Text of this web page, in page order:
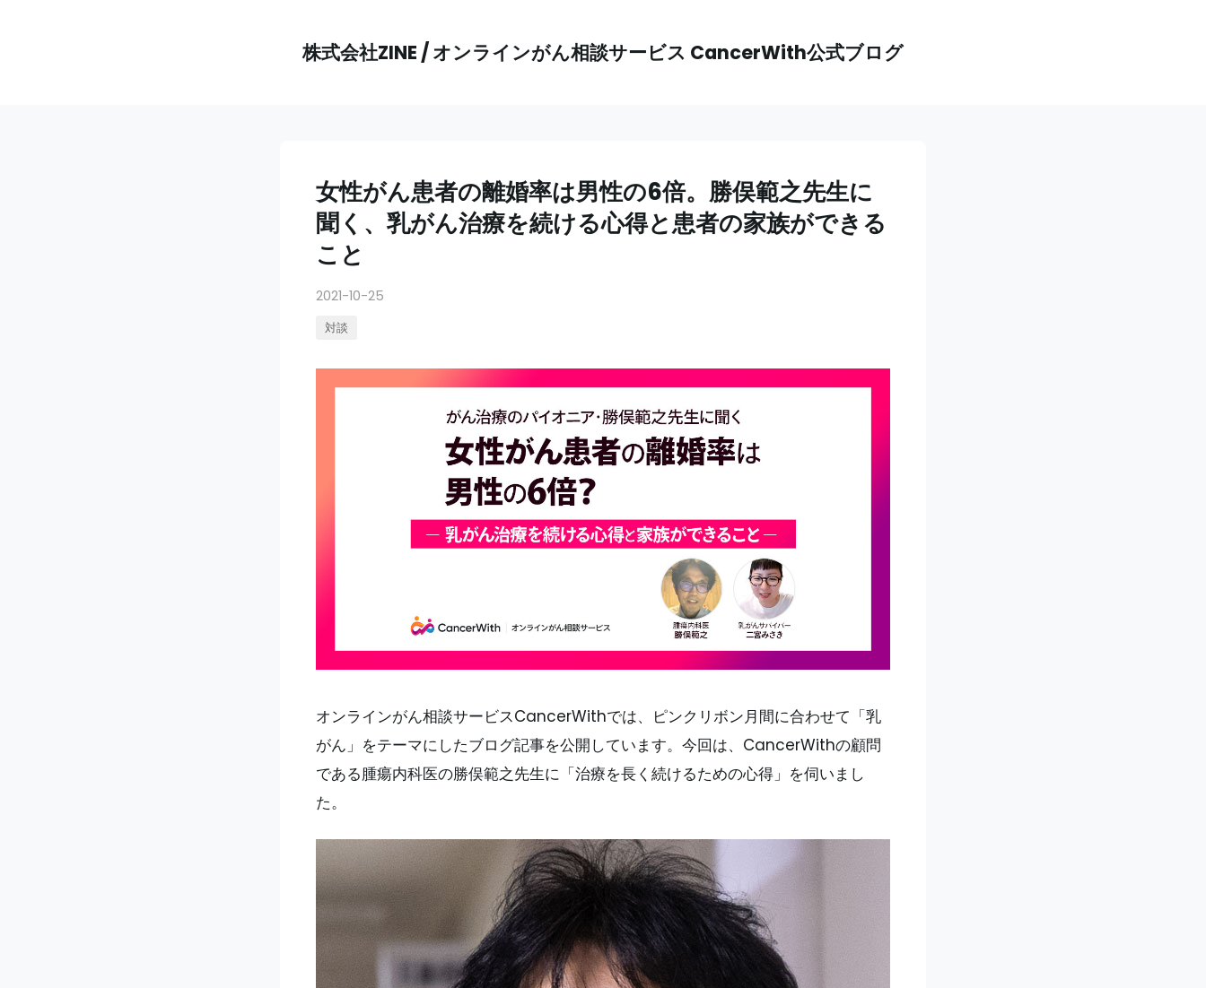
株式会社ZINE / オンラインがん相談サービス CancerWith公式ブログ
女性がん患者の離婚率は男性の6倍。勝俣範之先生に
聞く、乳がん治療を続ける心得と患者の家族ができる
こと
2021-10-25
対談
オンラインがん相談サービスCancerWithでは、ピンクリボン月間に合わせて「乳
がん」をテーマにしたブログ記事を公開しています。今回は、CancerWithの顧問
である腫瘍内科医の勝俣範之先生に「治療を長く続けるための心得」を伺いまし
た。